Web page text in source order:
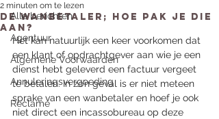
Alle berichten
Agentuur
Algemene Voorwaarden
Annuleringsvergoeding
Reclame
De wanbetaler; hoe pak je die
aan?
2 minuten om te lezen
Het kan natuurlijk een keer voorkomen dat
een klant of opdrachtgever aan wie je een
dienst hebt geleverd een factuur vergeet
te betalen. In zo’n geval is er niet meteen
sprake van een wanbetaler en hoef je ook
niet direct een incassobureau op deze